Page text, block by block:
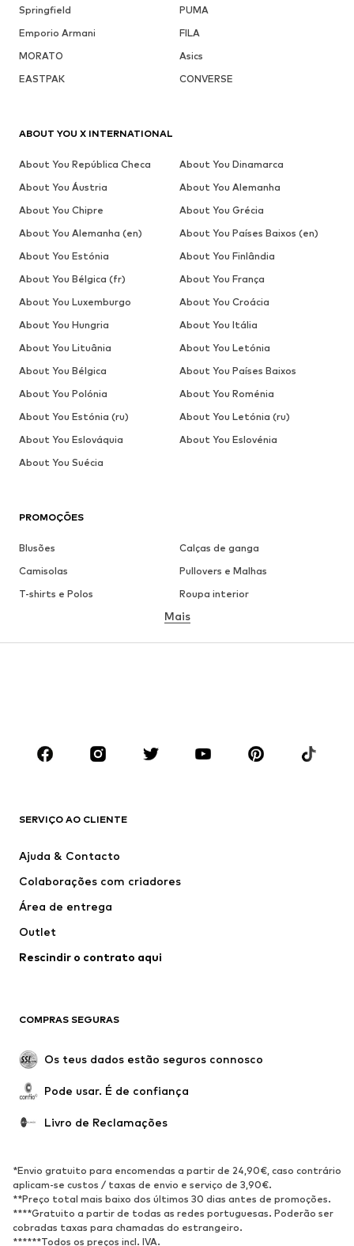
Springfield
PUMA
Emporio Armani
FILA
MORATO
Asics
EASTPAK
CONVERSE
PROMOÇÕES
Blusões
Calças de ganga
Camisolas
Pullovers e Malhas
T-shirts e Polos
Roupa interior
Camisas
ROUPA
Casacos
Roupa interior
Fatos e Blazers
Sobretudos
Roupa de banho
Ocasiões
Upcycling
Novidades
Sapatos
Sapatos abertos
Exclusivo
DESPORTO
Sapatilhas de desporto
Mochilas e Sacos de desporto
Acessórios de desporto
ACESSÓRIOS
Mais
SERVIÇO AO CLIENTE
Ajuda & Contacto
Colaborações com criadores
Área de entrega
Outlet
Rescindir o contrato aqui
COMPRAS SEGURAS
Os teus dados estão seguros connosco
Pode usar. É de confiança
Livro de Reclamações
*Envio gratuito para encomendas a partir de 24,90€, caso contrário
aplicam-se custos / taxas de envio e serviço de 3,90€.
**Preço total mais baixo dos últimos 30 dias antes de promoções.
****Gratuito a partir de todas as redes portuguesas. Poderão ser
cobradas taxas para chamadas do estrangeiro.
******Todos os preços incl. IVA.
ABOUT YOU X INTERNATIONAL
About You República Checa
About You Dinamarca
About You Áustria
About You Alemanha
About You Chipre
About You Grécia
About You Alemanha (en)
About You Países Baixos (en)
About You Estónia
About You Finlândia
About You Bélgica (fr)
About You França
About You Luxemburgo
About You Croácia
About You Hungria
About You Itália
About You Lituânia
About You Letónia
About You Bélgica
About You Países Baixos
About You Polónia
About You Roménia
About You Estónia (ru)
About You Letónia (ru)
About You Eslováquia
About You Eslovénia
About You Suécia